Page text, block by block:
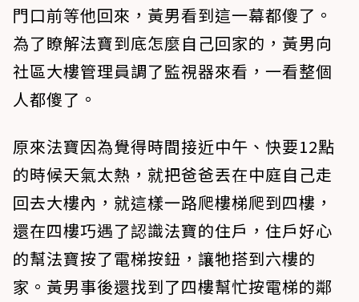
門口前等他回來，黃男看到這一幕都傻了。
為了瞭解法寶到底怎麼自己回家的，黃男向
社區大樓管理員調了監視器來看，一看整個
人都傻了。
原來法寶因為覺得時間接近中午、快要12點
的時候天氣太熱，就把爸爸丟在中庭自己走
回去大樓內，就這樣一路爬樓梯爬到四樓，
還在四樓巧遇了認識法寶的住戶，住戶好心
的幫法寶按了電梯按鈕，讓牠搭到六樓的
家。黃男事後還找到了四樓幫忙按電梯的鄰